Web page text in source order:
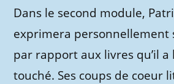
Dans le second module,
exprimera personnellement
par rapport aux livres qu’il a
touché. Ses coups de coeur